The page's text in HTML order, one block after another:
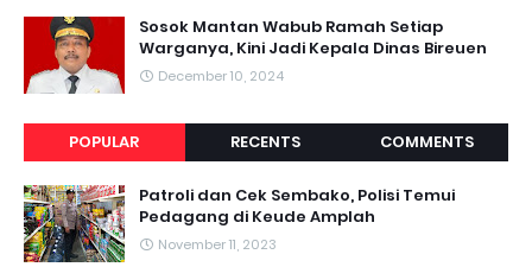
Sosok Mantan Wabub Ramah Setiap
Warganya, Kini Jadi Kepala Dinas Bireuen
December 10, 2024
POPULAR RECENTS COMMENTS
Patroli dan Cek Sembako, Polisi Temui
Pedagang di Keude Amplah
November 11, 2023